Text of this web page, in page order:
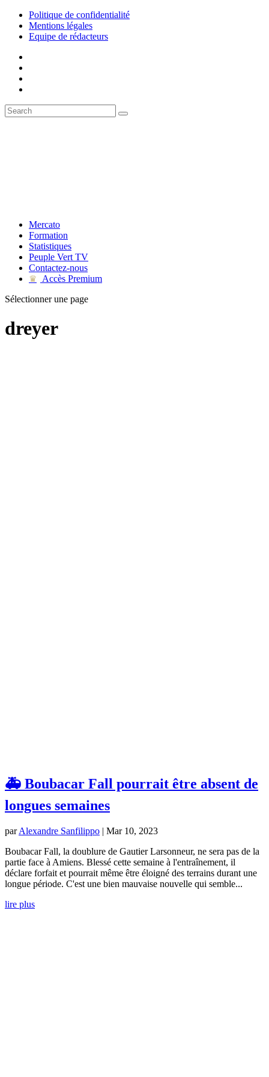
Politique de confidentialité
Mentions légales
Equipe de rédacteurs
Mercato
Formation
Statistiques
Peuple Vert TV
Contactez-nous
♛
Accès Premium
Sélectionner une page
dreyer
🚑 Boubacar Fall pourrait être absent de
longues semaines
parAlexandre Sanfilippo | Mar 10, 2023
Boubacar Fall, la doublure de Gautier Larsonneur, ne sera pas de la
partie face à Amiens. Blessé cette semaine à l'entraînement, il
déclare forfait et pourrait même être éloigné des terrains durant une
longue période. C'est une bien mauvaise nouvelle qui semble...
lire plus